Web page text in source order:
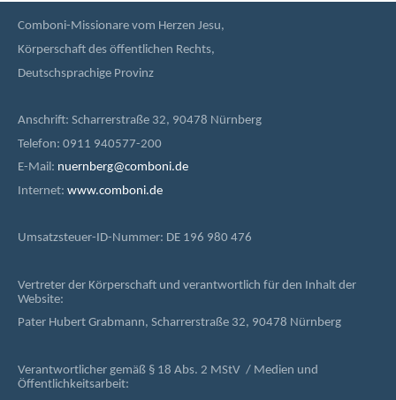
Comboni-Missionare vom Herzen Jesu,
Körperschaft des öffentlichen Rechts,
Deutschsprachige Provinz
Anschrift: Scharrerstraße 32, 90478 Nürnberg
Telefon: 0911 940577-200
E-Mail: nuernberg@comboni.de
Internet: www.comboni.de
Umsatzsteuer-ID-Nummer: DE 196 980 476
Vertreter der Körperschaft und verantwortlich für den Inhalt der
Website:
Pater Hubert Grabmann, Scharrerstraße 32, 90478 Nürnberg
Verantwortlicher gemäß § 18 Abs. 2 MStV / Medien und
Öffentlichkeitsarbeit: